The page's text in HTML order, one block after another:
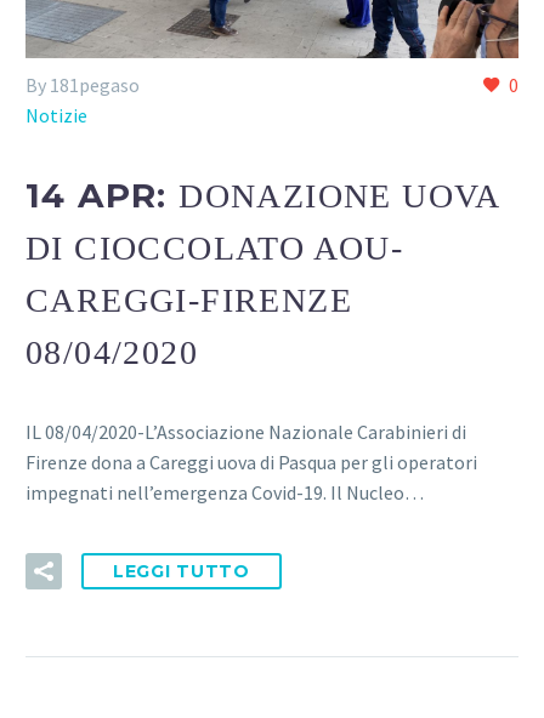
0
By 181pegaso
Notizie
14 APR:DONAZIONE UOVA
DI CIOCCOLATO AOU-
CAREGGI-FIRENZE
08/04/2020
IL 08/04/2020-L’Associazione Nazionale Carabinieri di
Firenze dona a Careggi uova di Pasqua per gli operatori
impegnati nell’emergenza Covid-19. Il Nucleo…
LEGGI TUTTO